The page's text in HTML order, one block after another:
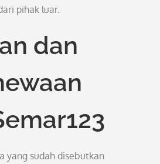
pihak luar.
dan
yang sudah disebutkan